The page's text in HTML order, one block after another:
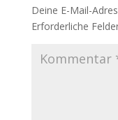
Deine E-Mail-
Erforderliche